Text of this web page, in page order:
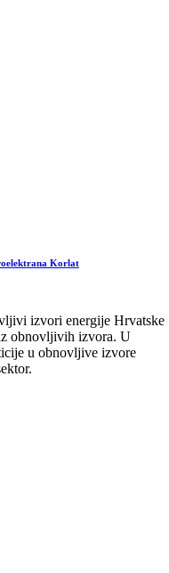
Korlat
izvori energije Hrvatske
obnovljivih izvora. U
u obnovljive izvore